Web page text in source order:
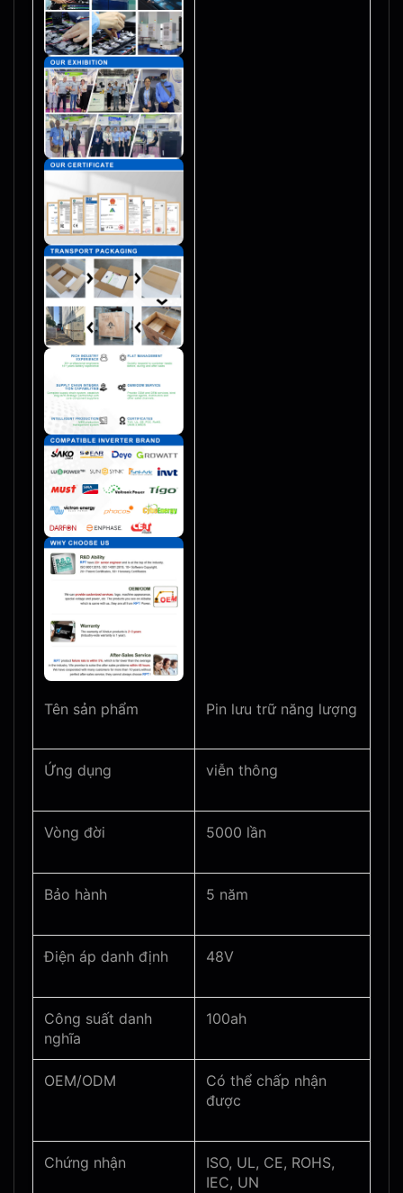
Tên sản phẩm Pin lưu trữ năng lượng
Ứng dụng viễn thông
Vòng đời 5000 lần
Bảo hành 5 năm
Điện áp danh định 48V
Công suất danh
nghĩa
100ah
OEM/ODM
Có thể chấp nhận
được
Chứng nhận
ISO, UL, CE, ROHS,
IEC, UN